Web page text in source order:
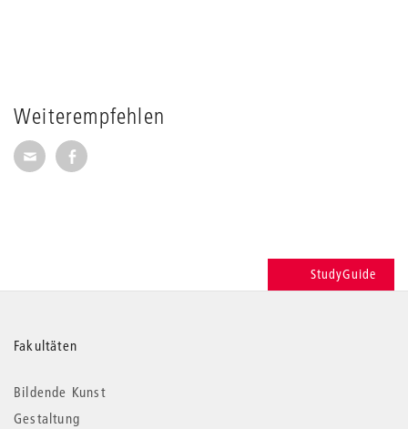
Weiterempfehlen
Seite per E-Mail weiterempfehlen
Seite auf Facebook weiterempfehlen
StudyGuide
Weitere
Informationen
Fakultäten
Bildende Kunst
Gestaltung